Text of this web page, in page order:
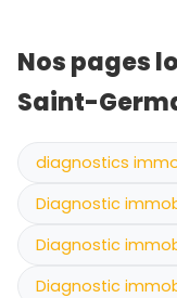
Nos pages
Saint-
diagnostics
Diagnostic
Diagnostic
Diagnostic